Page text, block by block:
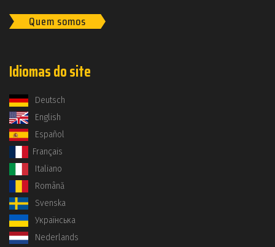
Quem somos
Idiomas do site
Deutsch
English
Español
Français
Italiano
Română
Svenska
Українська
Nederlands